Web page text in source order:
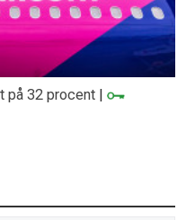
på 32 procent |